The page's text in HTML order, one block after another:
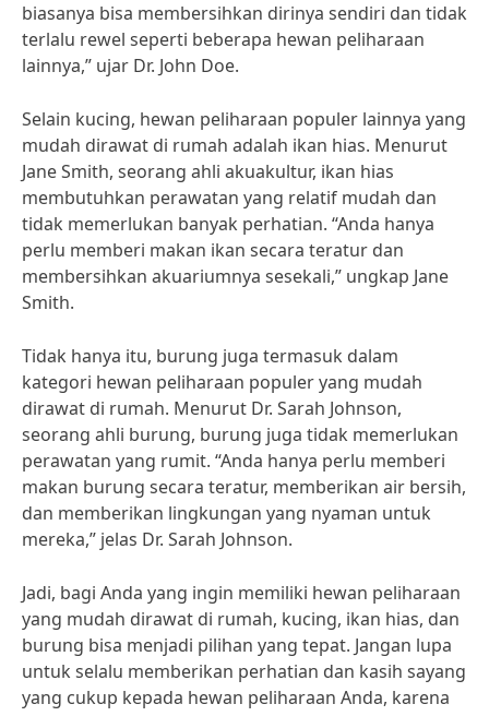
biasanya bisa membersihkan dirinya sendiri dan tidak
terlalu rewel seperti beberapa hewan peliharaan
lainnya,” ujar Dr. John Doe.
Selain kucing, hewan peliharaan populer lainnya yang
mudah dirawat di rumah adalah ikan hias. Menurut
Jane Smith, seorang ahli akuakultur, ikan hias
membutuhkan perawatan yang relatif mudah dan
tidak memerlukan banyak perhatian. “Anda hanya
perlu memberi makan ikan secara teratur dan
membersihkan akuariumnya sesekali,” ungkap Jane
Smith.
Tidak hanya itu, burung juga termasuk dalam
kategori hewan peliharaan populer yang mudah
dirawat di rumah. Menurut Dr. Sarah Johnson,
seorang ahli burung, burung juga tidak memerlukan
perawatan yang rumit. “Anda hanya perlu memberi
makan burung secara teratur, memberikan air bersih,
dan memberikan lingkungan yang nyaman untuk
mereka,” jelas Dr. Sarah Johnson.
Jadi, bagi Anda yang ingin memiliki hewan peliharaan
yang mudah dirawat di rumah, kucing, ikan hias, dan
burung bisa menjadi pilihan yang tepat. Jangan lupa
untuk selalu memberikan perhatian dan kasih sayang
yang cukup kepada hewan peliharaan Anda, karena